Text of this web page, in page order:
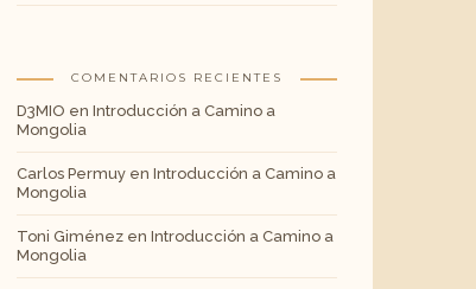
COMENTARIOS RECIENTES
D3MIO en Introducción a Camino a
Mongolia
Carlos Permuy en Introducción a Camino a
Mongolia
Toni Giménez en Introducción a Camino a
Mongolia